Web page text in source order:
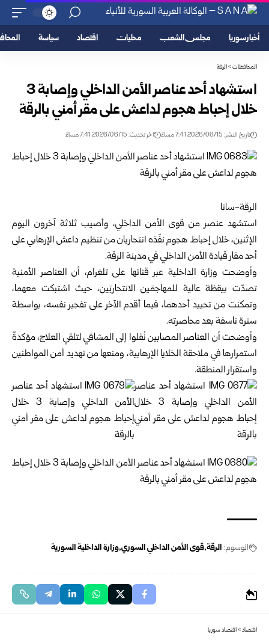
أخبار سوريا مجلس الشعب محليات اقتصاد سياسة
المحافظات>الرقة
استشهاد أحد عناصر الأمن الداخلي وإصابة 3
خلال إحباط هجوم لداعش على مقر أمني بالرقة
تاريخ النشر: 2026/06/15 7:41 مساءً اخر تحديث: 2026/06/15 7:41 مساءً
الرقة-سانا
استشهد عنصر من قوى الأمن الداخلي، وأصيب ثلاثة آخرون اليوم
الإثنين، خلال إحباط هجوم نفّذه انتحاريان من تنظيم داعش الإرهابي على
أحد مقار قيادة الأمن الداخلي في مدينةالرقة.
وأوضحت وزارة الداخلية عبر قناتها على تلغرام، أن العناصر الأمنية
تصدّت بيقظة عالية للمهاجمَين الانتحاريَين، حيث اشتبكت معهما،
وتمكنت من تحييد أحدهما، فيما أقدم الآخر على تفجير نفسه، بواسطة
سترة ناسفة بعد محاصرته.
وأوضحت أن العناصر المصابين نُقلوا إلى المشافي لتلقي العلاج، مؤكدةً
استمرارها في ملاحقة الخلايا الإرهابية، ومنعها من تهديد أمن المواطنين
واستقرار المنطقة.
الوسوم: الرقة قوى الأمن الداخلي السوري وزارة الداخلية ‏السورية
اقتصاد>اقتصاد سوريا